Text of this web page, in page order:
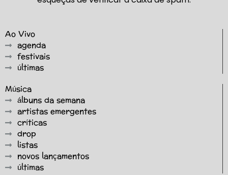
Ao Vivo
agenda
festivais
últimas
Música
álbuns da semana
artistas emergentes
críticas
drop
listas
novos lançamentos
últimas